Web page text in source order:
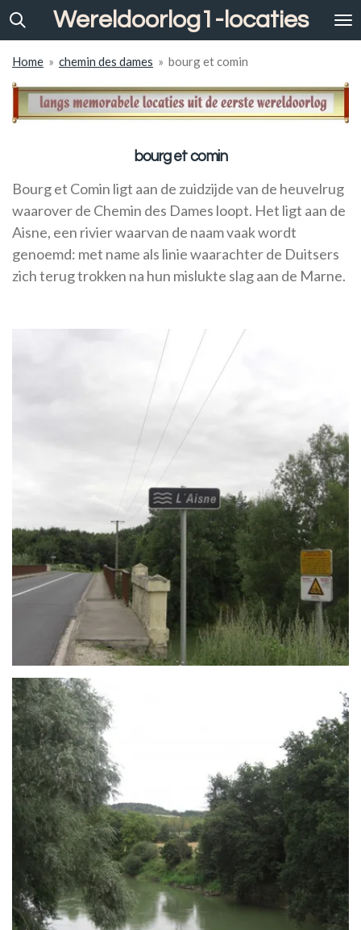
Ga
de
hoofdinhoud
Wereldoorlog1-locaties
Home » chemin des dames » bourg et comin
bourg et comin
Bourg et Comin ligt aan de zuidzijde van de heuvelrug
waarover de Chemin des Dames loopt. Het ligt aan de
Aisne, een rivier waarvan de naam vaak wordt
genoemd: met name als linie waarachter de Duitsers
zich terug trokken na hun mislukte slag aan de Marne.